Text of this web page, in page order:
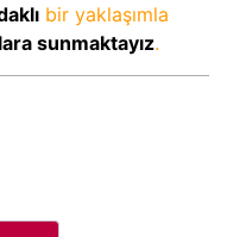
bir yaklaşımla
sunmaktayız.